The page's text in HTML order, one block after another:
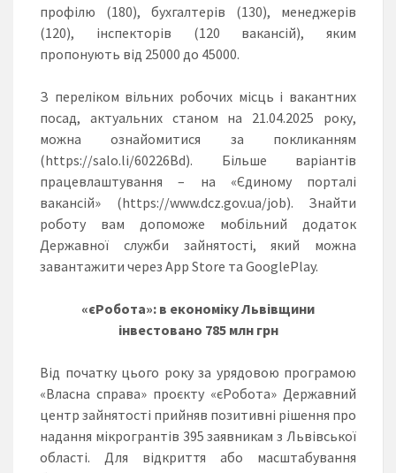
профілю (180), бухгалтерів (130), менеджерів
(120), інспекторів (120 вакансій), яким
пропонують від 25000 до 45000.
З переліком вільних робочих місць і вакантних
посад, актуальних станом на 21.04.2025 року,
можна ознайомитися за покликанням
(https://salo.li/60226Bd). Більше варіантів
працевлаштування – на «Єдиному порталі
вакансій» (https://www.dcz.gov.ua/job). Знайти
роботу вам допоможе мобільний додаток
Державної служби зайнятості, який можна
завантажити через App Store та GooglePlay.
«єРобота»: в економіку Львівщини
інвестовано 785 млн грн
Від початку цього року за урядовою програмою
«Власна справа» проєкту «єРобота» Державний
центр зайнятості прийняв позитивні рішення про
надання мікрогрантів 395 заявникам з Львівської
області. Для відкриття або масштабування